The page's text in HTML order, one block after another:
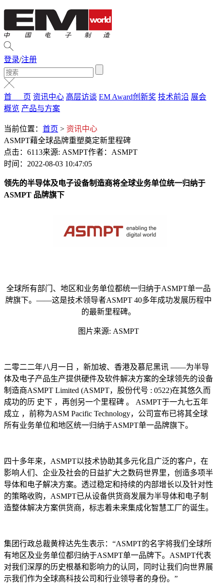
登录/注册
首 页 资讯中心 高层访谈 EM Award创新奖 技术前沿 展会
概览 产品与方案
当前位置： 首页 > 资讯中心
ASMPT藉全球品牌重塑奠定新⾥程碑
点击：6113来源: ASMPT作者：ASMPT
时间：2022-08-03 10:47:05
领先的半导体及电⼦设备制造商将全球业务单位统⼀归纳于
ASMPT 品牌旗下
全球所有部门、地区和业务单位都统一归纳于ASMPT单一品
牌旗下。——这是技术领导者ASMPT 40多年成功发展历程中
的最新里程碑。
图片来源: ASMPT
⼆零⼆⼆年⼋⽉⼀⽇ ，新加坡、香港及慕尼⿊讯 ——为半导
体及电⼦产品⽣产提供硬件及软件解决⽅案的全球领先的设备
制造商ASMPT Limited (ASMPT，股份代号 : 0522)在其悠久⽽
成功的历 史下 ，再创另⼀个⾥程碑 。 ASMPT于⼀九七五年
成⽴ ，前称为ASM Pacific Technology，公司宣布已将其全球
所有业务单位和地区统⼀归纳于ASMPT单⼀品牌旗下。
四⼗多年来，ASMPT以技术协助其多元化且广泛的客⼾，在
影响⼈们、企业及社会的⽇益扩⼤之数码世界里，创造多项半
导体和电⼦解决⽅案。透过稳定和持续的内部增长以及针对性
的策略收购，ASMPT已从设备供货商发展为半导体和电⼦制
造整体解决⽅案供货商，标志着未来集成化智慧⼯厂的诞⽣。
集团⾏政总裁⻩梓达先⽣表⽰：“ASMPT的名字将我们全球所
有地区及业务单位都归纳于ASMPT单⼀品牌下。ASMPT代表
对我们深厚的历史根基和影响⼒的认同，同时让我们向世界展
⽰我们作为全球⾼科技公司和⾏业领导者的⾝份。”